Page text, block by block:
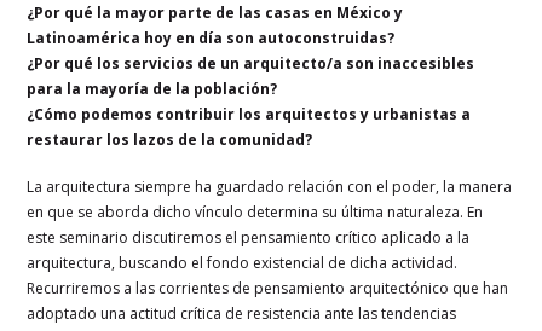
¿Por qué la mayor parte de las casas en México y
Latinoamérica hoy en día son autoconstruidas?
¿Por qué los servicios de un arquitecto/a son inaccesibles
para la mayoría de la población?
¿Cómo podemos contribuir los arquitectos y urbanistas a
restaurar los lazos de la comunidad?
La arquitectura siempre ha guardado relación con el poder, la manera
en que se aborda dicho vínculo determina su última naturaleza. En
este seminario discutiremos el pensamiento crítico aplicado a la
arquitectura, buscando el fondo existencial de dicha actividad.
Recurriremos a las corrientes de pensamiento arquitectónico que han
adoptado una actitud crítica de resistencia ante las tendencias